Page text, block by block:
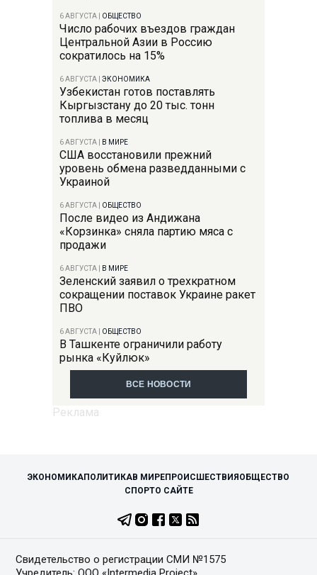
6 АВГУСТА ОБЩЕСТВО
Число рабочих въездов граждан
Центральной Азии в Россию
сократилось на 15%
6 АВГУСТА ЭКОНОМИКА
Узбекистан готов поставлять
Кыргызстану до 20 тыс. тонн
топлива в месяц
6 АВГУСТА В МИРЕ
США восстановили прежний
уровень обмена разведданными с
Украиной
6 АВГУСТА ОБЩЕСТВО
После видео из Андижана
«Корзинка» сняла партию мяса с
продажи
6 АВГУСТА В МИРЕ
Зеленский заявил о трехкратном
сокращении поставок Украине ракет
ПВО
6 АВГУСТА ОБЩЕСТВО
В Ташкенте ограничили работу
рынка «Куйлюк»
ВСЕ НОВОСТИ
ЭКОНОМИКАПОЛИТИКАВ МИРЕПРОИСШЕСТВИЯОБЩЕСТВО
СПОРТО САЙТЕ
Свидетельство о регистрации СМИ №1575